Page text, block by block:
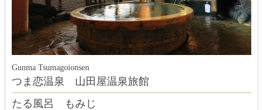
Gunma Tsumagoionsen
つま恋温泉 山田屋温泉旅館
たる風呂 もみじ